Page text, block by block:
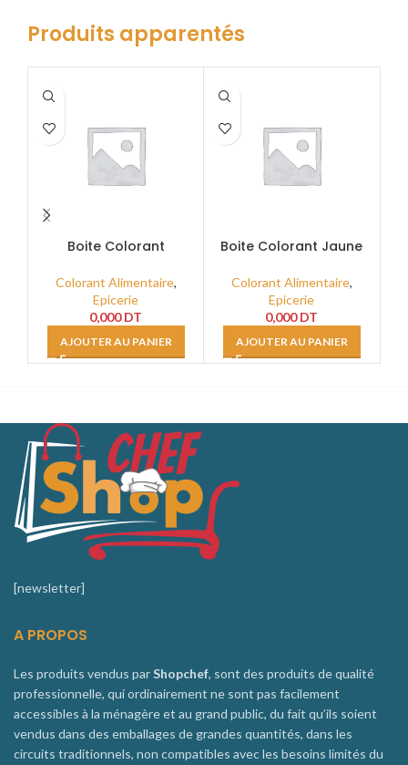
Produits apparentés
Boite Colorant
Liposoluble 80cc
Colorant Alimentaire,
Epicerie
0,000DT
AJOUTER AU PANIER
Boite Colorant Jaune
80cc
Colorant Alimentaire,
Epicerie
0,000DT
AJOUTER AU PANIER
[newsletter]
A PROPOS
Les produits vendus parShopchef, sont des produits de qualité
professionnelle, qui ordinairement ne sont pas facilement
accessibles à la ménagère et au grand public, du fait qu’ils soient
vendus dans des emballages de grandes quantités, dans les
circuits traditionnels, non compatibles avec les besoins limités du